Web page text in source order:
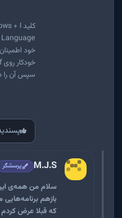
خود
سپس آن را
M.J.S پرسشگر
سلام من همه‌ی این
بازهم
که قبلا عرض